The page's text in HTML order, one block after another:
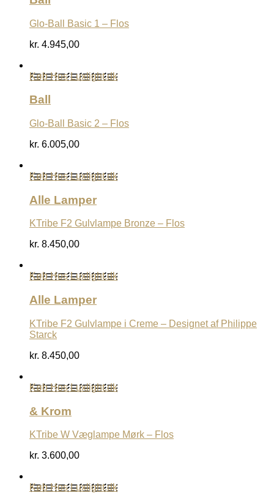
Glo-Ball Basic 1 – Flos
kr. 4.945,00
Køb Hos Luxlight.dk
Ball
Glo-Ball Basic 2 – Flos
kr. 6.005,00
Køb Hos Luxlight.dk
Alle Lamper
KTribe F2 Gulvlampe Bronze – Flos
kr. 8.450,00
Køb Hos Luxlight.dk
Alle Lamper
KTribe F2 Gulvlampe i Creme – Designet af Philippe
Starck
kr. 8.450,00
Køb Hos Luxlight.dk
& Krom
KTribe W Væglampe Mørk – Flos
kr. 3.600,00
Køb Hos Luxlight.dk